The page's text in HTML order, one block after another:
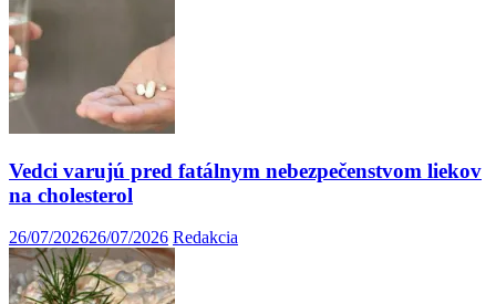
Vedci varujú pred fatálnym nebezpečenstvom liekov
na cholesterol
26/07/202626/07/2026 Redakcia